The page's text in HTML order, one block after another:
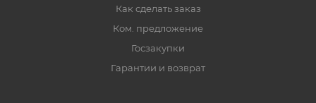
Как сделать заказ
Ком. предложение
Госзакупки
Гарантии и возврат